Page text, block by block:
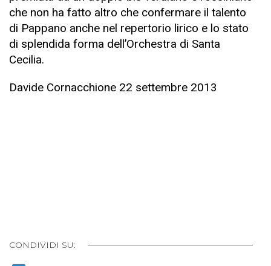
che non ha fatto altro che confermare il talento
di Pappano anche nel repertorio lirico e lo stato
di splendida forma dell’Orchestra di Santa
Cecilia.
Davide Cornacchione 22 settembre 2013
CONDIVIDI SU: